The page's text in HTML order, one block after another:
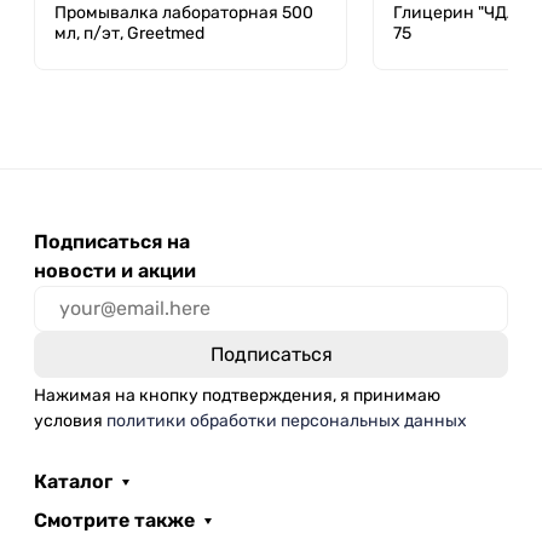
Промывалка лабораторная 500
мл, п/эт, Greetmed
Глицерин "ЧДА",
75
Подписаться на
новости и акции
Нажимая на кнопку подтверждения, я принимаю
условия политики обработки персональных данных
Каталог
Смотрите также